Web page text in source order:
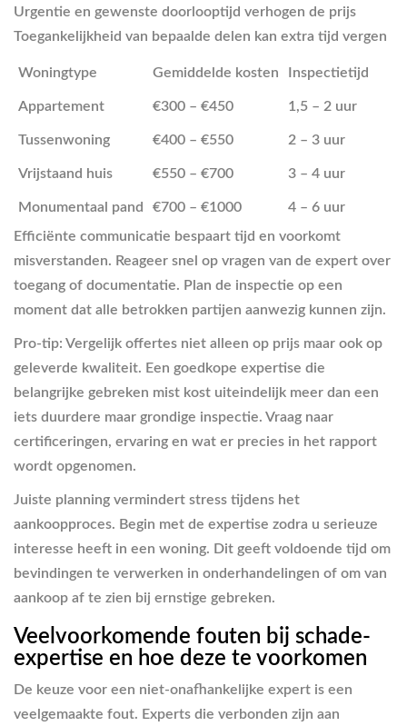
Urgentie en gewenste doorlooptijd verhogen de prijs
Toegankelijkheid van bepaalde delen kan extra tijd vergen
Woningtype Gemiddelde kosten Inspectietijd
Appartement €300 – €450 1,5 – 2 uur
Tussenwoning €400 – €550 2 – 3 uur
Vrijstaand huis €550 – €700 3 – 4 uur
Monumentaal pand €700 – €1000
4 – 6 uur
Efficiënte communicatie bespaart tijd en voorkomt
misverstanden. Reageer snel op vragen van de expert over
toegang of documentatie. Plan de inspectie op een
moment dat alle betrokken partijen aanwezig kunnen zijn.
Pro-tip: Vergelijk offertes niet alleen op prijs maar ook op
geleverde kwaliteit. Een goedkope expertise die
belangrijke gebreken mist kost uiteindelijk meer dan een
iets duurdere maar grondige inspectie. Vraag naar
certificeringen, ervaring en wat er precies in het rapport
wordt opgenomen.
Juiste planning vermindert stress tijdens het
aankoopproces. Begin met de expertise zodra u serieuze
interesse heeft in een woning. Dit geeft voldoende tijd om
bevindingen te verwerken in onderhandelingen of om van
aankoop af te zien bij ernstige gebreken.
Veelvoorkomende fouten bij schade-
expertise en hoe deze te voorkomen
De keuze voor een niet-onafhankelijke expert is een
veelgemaakte fout. Experts die verbonden zijn aan